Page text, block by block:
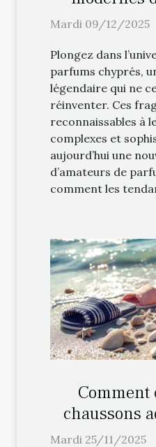
Mardi 09/12/2025
Plongez dans
parfums chyprés,
légendaire qui ne
réinventer. Ces
reconnaissables à
complexes et
aujourd’hui une
d’amateurs de
comment les
Comment
chaussons
types de
Mardi 25/11/2025